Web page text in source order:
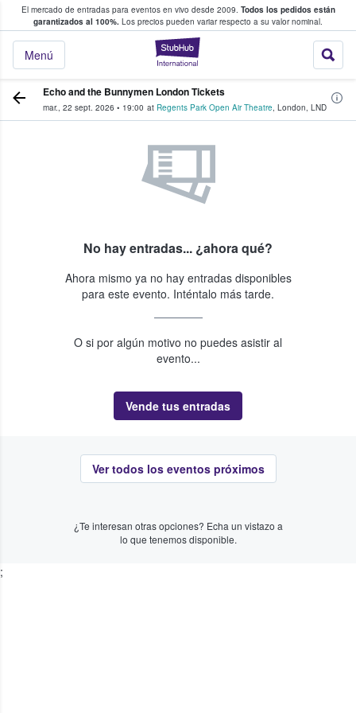
El mercado de entradas para eventos en vivo desde 2009. Todos los pedidos están
garantizados al 100%. Los precios pueden variar respecto a su valor nominal.
StubHub:
Menú
y venta de entradas entre fans
Echo and the Bunnymen London Tickets
mar., 22 sept. 2026 • 19:00 at Regents Park Open Air Theatre, London, LND
No hay entradas... ¿ahora qué?
Ahora mismo ya no hay entradas disponibles
para este evento. Inténtalo más tarde.
O si por algún motivo no puedes asistir al
evento...
Vende tus entradas
Ver todos los eventos próximos
¿Te interesan otras opciones? Echa un vistazo a
lo que tenemos disponible.
;